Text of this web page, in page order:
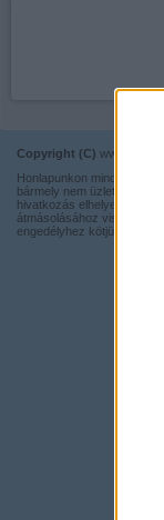
Copyright (C)
Honlapunkon minden
bármely nem üzleti
hivatkozás
átmásolásához viszont
engedélyhez kötjük.